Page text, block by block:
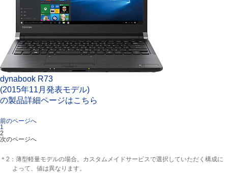
dynabook R73
(2015年11月発表モデル)
の製品詳細ページはこちら
前のページへ
1
2
次のページへ
＊2：薄型軽量モデルの場合。カスタムメイドサービスで選択していただく構成に
よって、値は異なります。